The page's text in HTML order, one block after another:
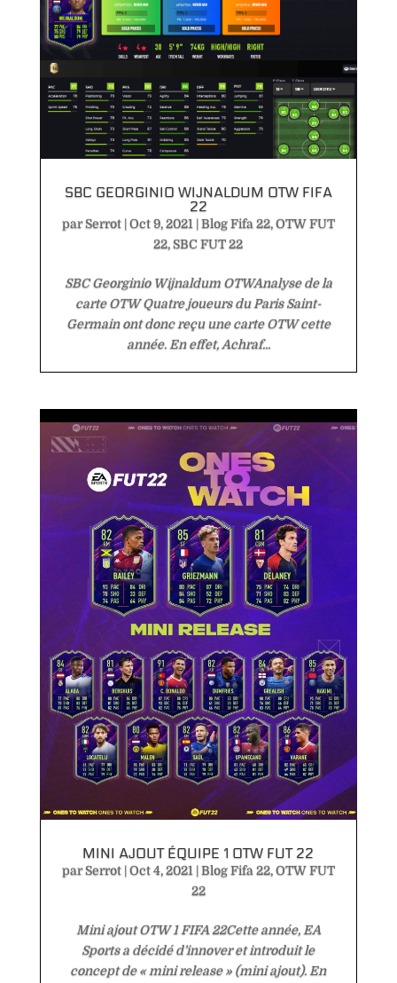
SBC GEORGINIO WIJNALDUM OTW FIFA
22
parSerrot|Oct 9, 2021 |Blog Fifa 22,OTW FUT
22,SBC FUT 22
SBC Georginio Wijnaldum OTWAnalyse de la
carte OTW Quatre joueurs du Paris Saint-
Germain ont donc reçu une carte OTW cette
année. En effet, Achraf...
MINI AJOUT ÉQUIPE 1 OTW FUT 22
parSerrot|Oct 4, 2021 |Blog Fifa 22,OTW FUT
22
Mini ajout OTW 1 FIFA 22Cette année, EA
Sports a décidé d’innover et introduit le
concept de « mini release » (mini ajout). En